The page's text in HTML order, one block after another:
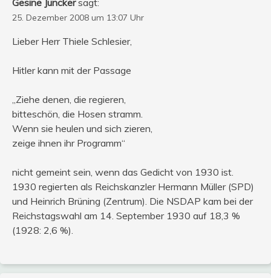
25. Dezember 2008 um 13:07 Uhr
Lieber Herr Thiele Schlesier,
Hitler kann mit der Passage
„Ziehe denen, die regieren,
bitteschön, die Hosen stramm.
Wenn sie heulen und sich zieren,
zeige ihnen ihr Programm“
nicht gemeint sein, wenn das Gedicht von 1930 ist.
1930 regierten als Reichskanzler Hermann Müller (SPD)
und Heinrich Brüning (Zentrum). Die NSDAP kam bei der
Reichstagswahl am 14. September 1930 auf 18,3 %
(1928: 2,6 %).